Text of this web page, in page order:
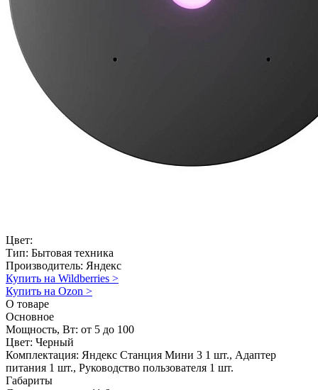
Цвет:
Тип: Бытовая техника
Производитель: Яндекс
Купить на Wildberries >
Купить на Ozon >
О товаре
Основное
Мощность, Вт: от 5 до 100
Цвет: Черный
Комплектация: Яндекс Станция Мини 3 1 шт., Адаптер
питания 1 шт., Руководство пользователя 1 шт.
Габариты